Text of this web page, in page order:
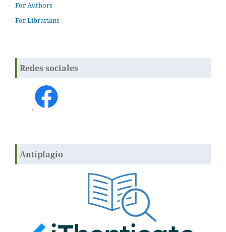
For Authors
For Librarians
Redes sociales
.
Antiplagio